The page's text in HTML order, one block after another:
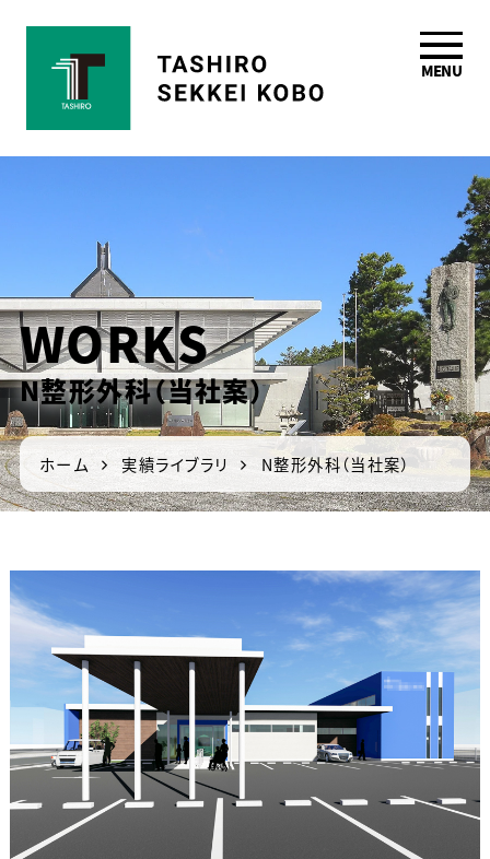
鹿児島の一級建築
MENU
WORKS
N整形外科（当社案）
ホーム 実績ライブラリ N整形外科（当社案）